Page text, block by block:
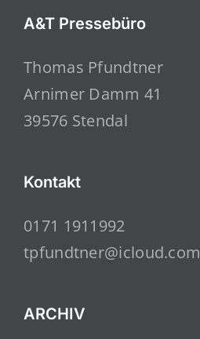
A&T Pressebüro
Thomas Pfundtner
Arnimer Damm 41
39576 Stendal
Kontakt
0171 1911992
tpfundtner@icloud.com
ARCHIV